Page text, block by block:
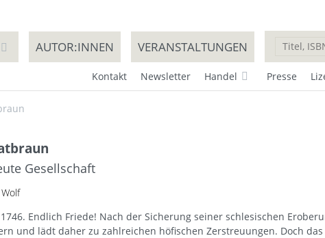
AUTOR:INNEN VERANSTALTUNGEN
Kontakt Newsletter Handel Presse
Gesellschaft
1746. Endlich Friede! Nach der Sicherung seiner schlesischen
und lädt daher zu zahlreichen höfischen Zerstreuungen. Doch